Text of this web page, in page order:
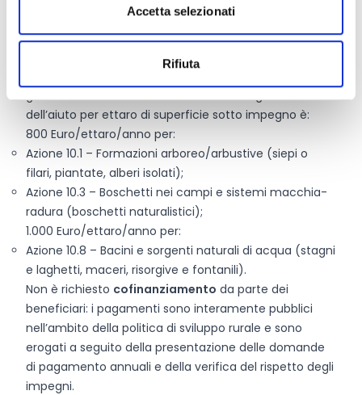
Accetta selezionati
Rifiuta
Il sostegno è concesso sotto forma di
annuo a superficie, a fondo perduto, per tutta la
durata dell’impegno (3 anni), come compensazione
gestione attiva delle infrastrutture ecologiche. L’entità
dell’aiuto per ettaro di superficie sotto impegno è:
800 Euro/ettaro/anno per:
Azione 10.1 – Formazioni arboreo/arbustive (siepi o
filari, piantate, alberi isolati);
Azione 10.3 – Boschetti nei campi e sistemi macchia-
radura (boschetti naturalistici);
1.000 Euro/ettaro/anno per:
Azione 10.8 – Bacini e sorgenti naturali di acqua (stagni
e laghetti, maceri, risorgive e fontanili).
Non è richiesto cofinanziamento da parte dei
beneficiari: i pagamenti sono interamente pubblici
nell’ambito della politica di sviluppo rurale e sono
erogati a seguito della presentazione delle domande
di pagamento annuali e della verifica del rispetto degli
impegni.